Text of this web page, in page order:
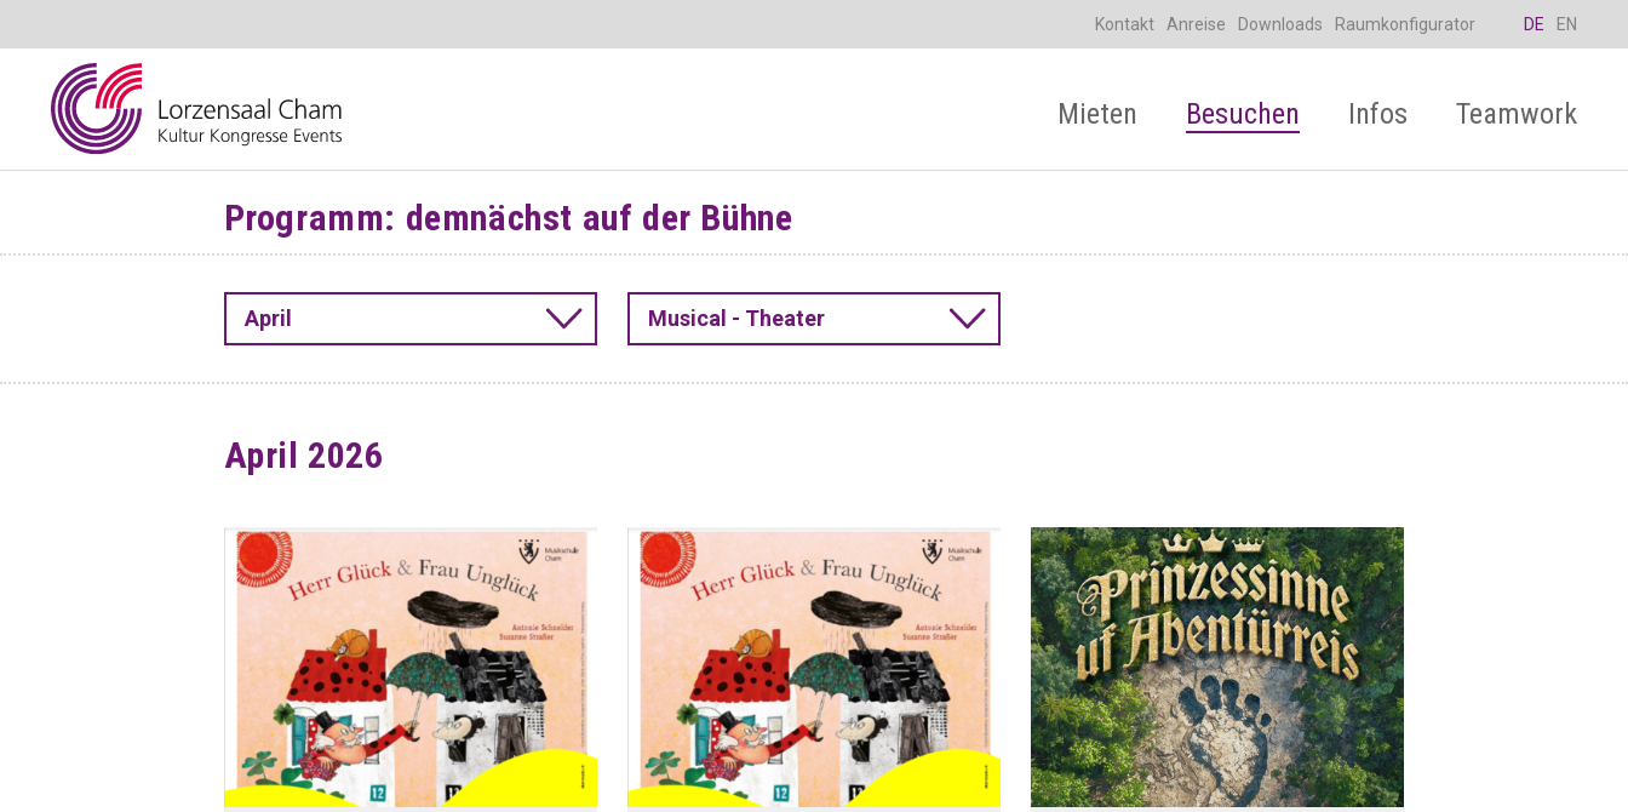
DE EN
Kontakt Anreise Downloads Raumkonfigurator
Mieten Besuchen Infos Teamwork
Programm: demnächst auf der Bühne
April Musical - Theater
April 2026